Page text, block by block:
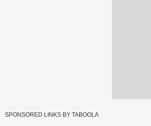
SPONSORED LINKS BY TABOOLA